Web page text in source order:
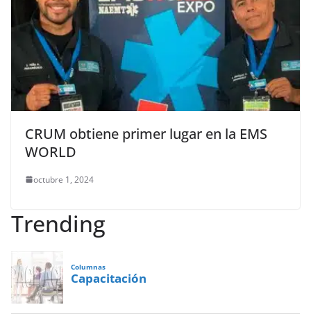
CRUM obtiene primer lugar en la EMS
WORLD
octubre 1, 2024
Trending